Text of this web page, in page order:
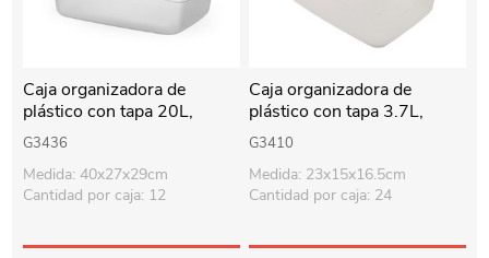
Caja organizadora de
plástico con tapa 20L,
varios colores
G3436
Medida: 40x27x29cm
Cantidad por caja: 12
Caja organizadora de
plástico con tapa 3.7L,
transparente
G3410
Medida: 23x15x16.5cm
Cantidad por caja: 24